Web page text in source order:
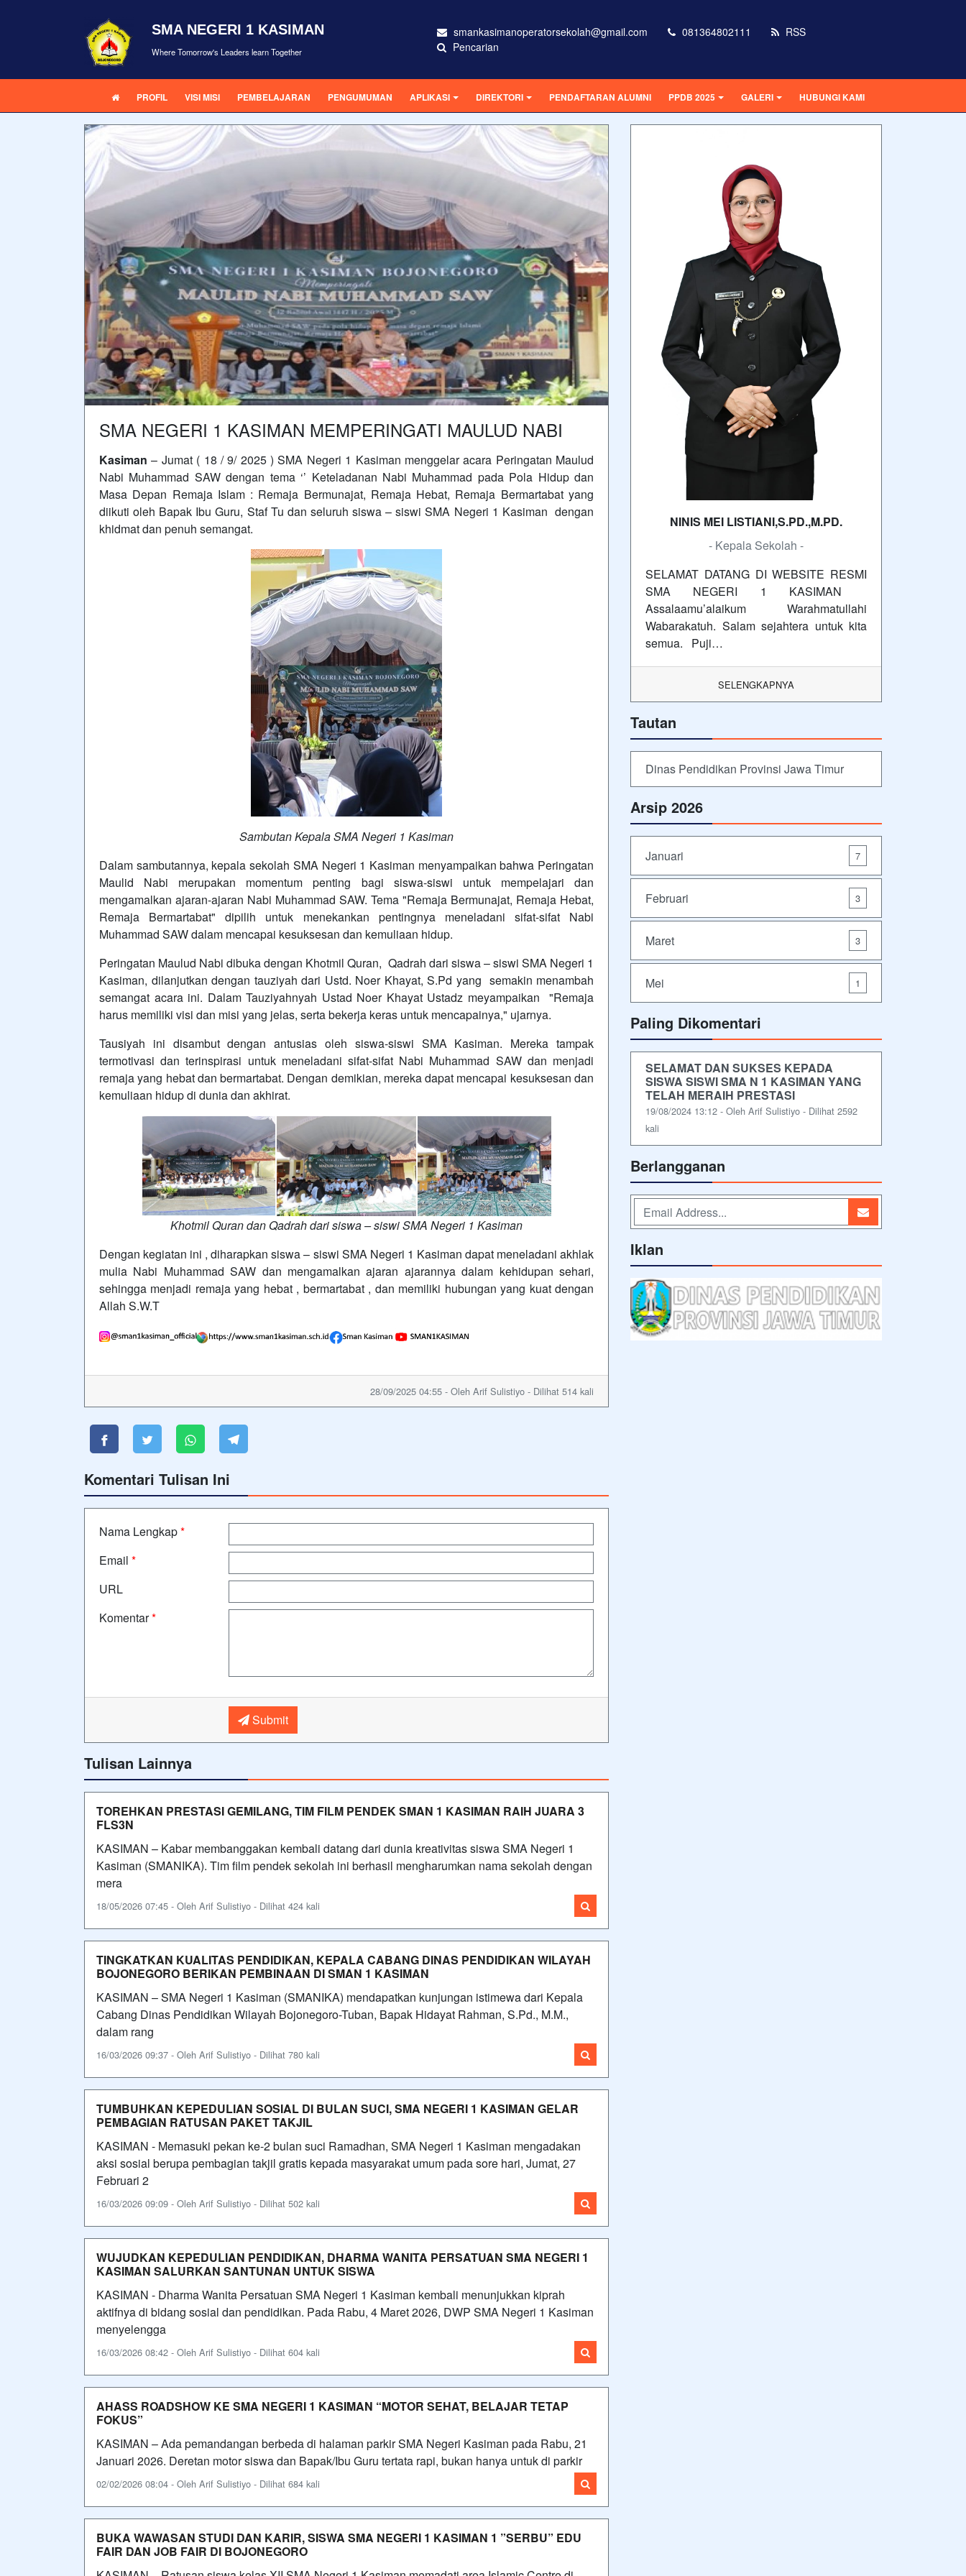
SMA NEGERI 1 KASIMAN
Where Tomorrow's Leaders learn Together
smankasimanoperatorsekolah@gmail.com 081364802111
RSS
Pencarian
PROFIL VISI MISI PEMBELAJARAN PENGUMUMAN APLIKASI DIREKTORI PENDAFTARAN ALUMNI PPDB 2025 GALERI HUBUNGI KAMI
SMA NEGERI 1 KASIMAN MEMPERINGATI MAULUD NABI
Kasiman – Jumat ( 18 / 9/ 2025 ) SMA Negeri 1 Kasiman menggelar acara Peringatan Maulud
Nabi Muhammad SAW dengan tema ‘’ Keteladanan Nabi Muhammad pada Pola Hidup dan
Masa Depan Remaja Islam : Remaja Bermunajat, Remaja Hebat, Remaja Bermartabat yang
diikuti oleh Bapak Ibu Guru, Staf Tu dan seluruh siswa – siswi SMA Negeri 1 Kasiman dengan
khidmat dan penuh semangat.
Sambutan Kepala SMA Negeri 1 Kasiman
Dalam sambutannya, kepala sekolah SMA Negeri 1 Kasiman menyampaikan bahwa Peringatan
Maulid Nabi merupakan momentum penting bagi siswa-siswi untuk mempelajari dan
mengamalkan ajaran-ajaran Nabi Muhammad SAW. Tema "Remaja Bermunajat, Remaja Hebat,
Remaja Bermartabat" dipilih untuk menekankan pentingnya meneladani sifat-sifat Nabi
Muhammad SAW dalam mencapai kesuksesan dan kemuliaan hidup.
Peringatan Maulud Nabi dibuka dengan Khotmil Quran, Qadrah dari siswa – siswi SMA Negeri 1
Kasiman, dilanjutkan dengan tauziyah dari Ustd. Noer Khayat, S.Pd yang semakin menambah
semangat acara ini. Dalam Tauziyahnyah Ustad Noer Khayat Ustadz meyampaikan "Remaja
harus memiliki visi dan misi yang jelas, serta bekerja keras untuk mencapainya," ujarnya.
Tausiyah ini disambut dengan antusias oleh siswa-siswi SMA Kasiman. Mereka tampak
termotivasi dan terinspirasi untuk meneladani sifat-sifat Nabi Muhammad SAW dan menjadi
remaja yang hebat dan bermartabat. Dengan demikian, mereka dapat mencapai kesuksesan dan
kemuliaan hidup di dunia dan akhirat.
Khotmil Quran dan Qadrah dari siswa – siswi SMA Negeri 1 Kasiman
Dengan kegiatan ini , diharapkan siswa – siswi SMA Negeri 1 Kasiman dapat meneladani akhlak
mulia Nabi Muhammad SAW dan mengamalkan ajaran ajarannya dalam kehidupan sehari,
sehingga menjadi remaja yang hebat , bermartabat , dan memiliki hubungan yang kuat dengan
Allah S.W.T
28/09/2025 04:55 - Oleh Arif Sulistiyo - Dilihat 514 kali
Komentari Tulisan Ini
Nama Lengkap*
Email *
URL
Komentar*
Submit
Tulisan Lainnya
TOREHKAN PRESTASI GEMILANG, TIM FILM PENDEK SMAN 1 KASIMAN RAIH JUARA 3
FLS3N
KASIMAN – Kabar membanggakan kembali datang dari dunia kreativitas siswa SMA Negeri 1
Kasiman (SMANIKA). Tim film pendek sekolah ini berhasil mengharumkan nama sekolah dengan
mera
18/05/2026 07:45 - Oleh Arif Sulistiyo - Dilihat 424 kali
TINGKATKAN KUALITAS PENDIDIKAN, KEPALA CABANG DINAS PENDIDIKAN WILAYAH
BOJONEGORO BERIKAN PEMBINAAN DI SMAN 1 KASIMAN
KASIMAN – SMA Negeri 1 Kasiman (SMANIKA) mendapatkan kunjungan istimewa dari Kepala
Cabang Dinas Pendidikan Wilayah Bojonegoro-Tuban, Bapak Hidayat Rahman, S.Pd., M.M.,
dalam rang
16/03/2026 09:37 - Oleh Arif Sulistiyo - Dilihat 780 kali
TUMBUHKAN KEPEDULIAN SOSIAL DI BULAN SUCI, SMA NEGERI 1 KASIMAN GELAR
PEMBAGIAN RATUSAN PAKET TAKJIL
KASIMAN - Memasuki pekan ke-2 bulan suci Ramadhan, SMA Negeri 1 Kasiman mengadakan
aksi sosial berupa pembagian takjil gratis kepada masyarakat umum pada sore hari, Jumat, 27
Februari 2
16/03/2026 09:09 - Oleh Arif Sulistiyo - Dilihat 502 kali
WUJUDKAN KEPEDULIAN PENDIDIKAN, DHARMA WANITA PERSATUAN SMA NEGERI 1
KASIMAN SALURKAN SANTUNAN UNTUK SISWA
KASIMAN - Dharma Wanita Persatuan SMA Negeri 1 Kasiman kembali menunjukkan kiprah
aktifnya di bidang sosial dan pendidikan. Pada Rabu, 4 Maret 2026, DWP SMA Negeri 1 Kasiman
menyelengga
16/03/2026 08:42 - Oleh Arif Sulistiyo - Dilihat 604 kali
AHASS ROADSHOW KE SMA NEGERI 1 KASIMAN “MOTOR SEHAT, BELAJAR TETAP
FOKUS”
KASIMAN – Ada pemandangan berbeda di halaman parkir SMA Negeri Kasiman pada Rabu, 21
Januari 2026. Deretan motor siswa dan Bapak/Ibu Guru tertata rapi, bukan hanya untuk di parkir
02/02/2026 08:04 - Oleh Arif Sulistiyo - Dilihat 684 kali
BUKA WAWASAN STUDI DAN KARIR, SISWA SMA NEGERI 1 KASIMAN 1 ”SERBU” EDU
FAIR DAN JOB FAIR DI BOJONEGORO
NINIS MEI LISTIANI,S.PD.,M.PD.
- Kepala Sekolah -
SELAMAT DATANG DI WEBSITE RESMI
SMA NEGERI 1 KASIMAN
Assalaamu’alaikum Warahmatullahi
Wabarakatuh. Salam sejahtera untuk kita
semua. Puji…
SELENGKAPNYA
Tautan
Dinas Pendidikan Provinsi Jawa Timur
Arsip 2026
Januari 7
Februari 3
Maret 3
Mei 1
Paling Dikomentari
SELAMAT DAN SUKSES KEPADA
SISWA SISWI SMA N 1 KASIMAN YANG
TELAH MERAIH PRESTASI
19/08/2024 13:12 - Oleh Arif Sulistiyo - Dilihat 2592
kali
Berlangganan
Iklan